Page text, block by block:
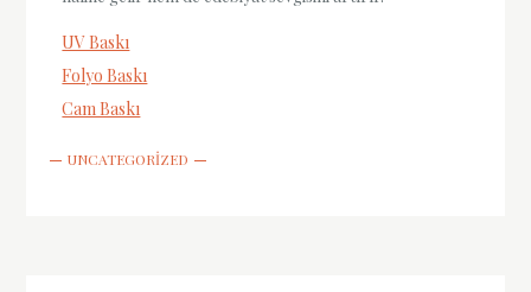
UV Baskı
Folyo Baskı
Cam Baskı
UNCATEGORIZED